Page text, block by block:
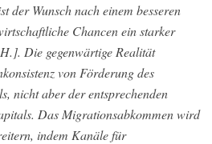
der Wunsch nach einem besseren
Chancen ein starker
Die gegenwärtige Realität
von Förderung des
nicht aber der entsprechenden
Das Migrationsabkommen wird
indem Kanäle für